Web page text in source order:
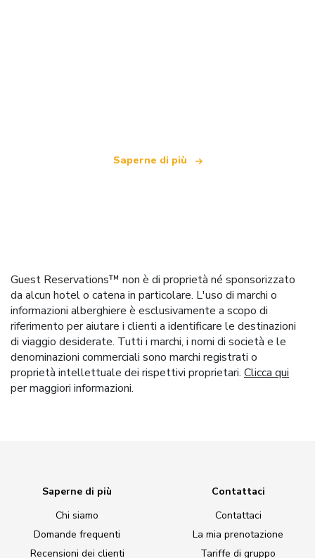
Saperne di più
Guest Reservations™ non è di proprietà né sponsorizzato
da alcun hotel o catena in particolare. L'uso di marchi o
informazioni alberghiere è esclusivamente a scopo di
riferimento per aiutare i clienti a identificare le destinazioni
di viaggio desiderate. Tutti i marchi, i nomi di società e le
denominazioni commerciali sono marchi registrati o
proprietà intellettuale dei rispettivi proprietari. Clicca qui
per maggiori informazioni.
Saperne di più
Chi siamo
Domande frequenti
Recensioni dei clienti
Contattaci
Contattaci
La mia prenotazione
Tariffe di gruppo